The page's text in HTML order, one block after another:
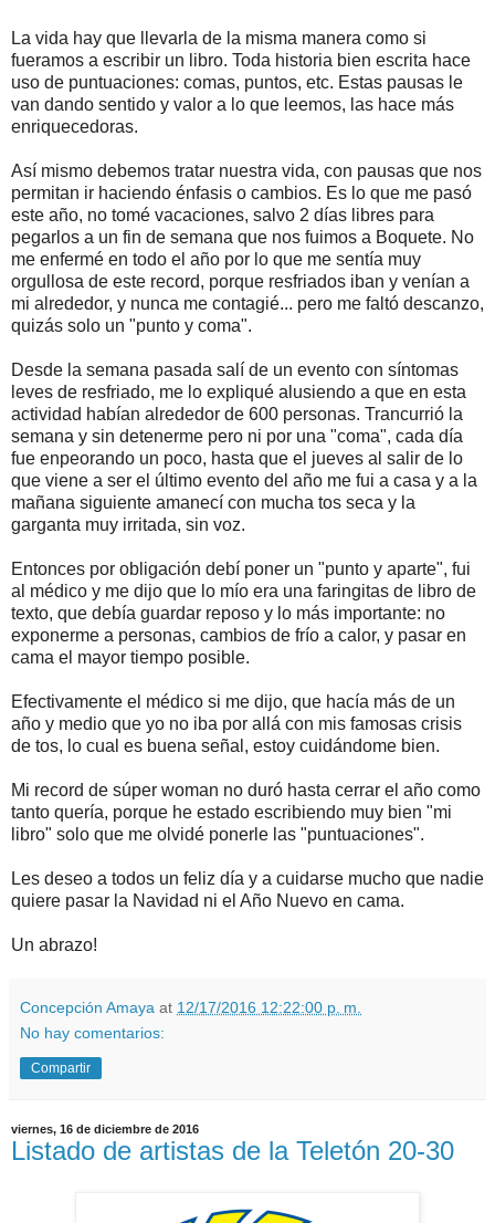
La vida hay que llevarla de la misma manera como si
fueramos a escribir un libro. Toda historia bien escrita hace
uso de puntuaciones: comas, puntos, etc. Estas pausas le
van dando sentido y valor a lo que leemos, las hace más
enriquecedoras.
Así mismo debemos tratar nuestra vida, con pausas que nos
permitan ir haciendo énfasis o cambios. Es lo que me pasó
este año, no tomé vacaciones, salvo 2 días libres para
pegarlos a un fin de semana que nos fuimos a Boquete. No
me enfermé en todo el año por lo que me sentía muy
orgullosa de este record, porque resfriados iban y venían a
mi alrededor, y nunca me contagié... pero me faltó descanzo,
quizás solo un "punto y coma".
Desde la semana pasada salí de un evento con síntomas
leves de resfriado, me lo expliqué alusiendo a que en esta
actividad habían alrededor de 600 personas. Trancurrió la
semana y sin detenerme pero ni por una "coma", cada día
fue enpeorando un poco, hasta que el jueves al salir de lo
que viene a ser el último evento del año me fui a casa y a la
mañana siguiente amanecí con mucha tos seca y la
garganta muy irritada, sin voz.
Entonces por obligación debí poner un "punto y aparte", fui
al médico y me dijo que lo mío era una faringitas de libro de
texto, que debía guardar reposo y lo más importante: no
exponerme a personas, cambios de frío a calor, y pasar en
cama el mayor tiempo posible.
Efectivamente el médico si me dijo, que hacía más de un
año y medio que yo no iba por allá con mis famosas crisis
de tos, lo cual es buena señal, estoy cuidándome bien.
Mi record de súper woman no duró hasta cerrar el año como
tanto quería, porque he estado escribiendo muy bien "mi
libro" solo que me olvidé ponerle las "puntuaciones".
Les deseo a todos un feliz día y a cuidarse mucho que nadie
quiere pasar la Navidad ni el Año Nuevo en cama.
Un abrazo!
Concepción Amaya at 12/17/2016 12:22:00 p. m.
No hay comentarios:
Compartir
viernes, 16 de diciembre de 2016
Listado de artistas de la Teletón 20-30